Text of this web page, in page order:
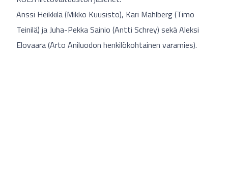
Anssi Heikkilä (Mikko Kuusisto), Kari Mahlberg (Timo
Teinilä) ja Juha-Pekka Sainio (Antti Schrey) sekä Aleksi
Elovaara (Arto Aniluodon henkilökohtainen varamies).